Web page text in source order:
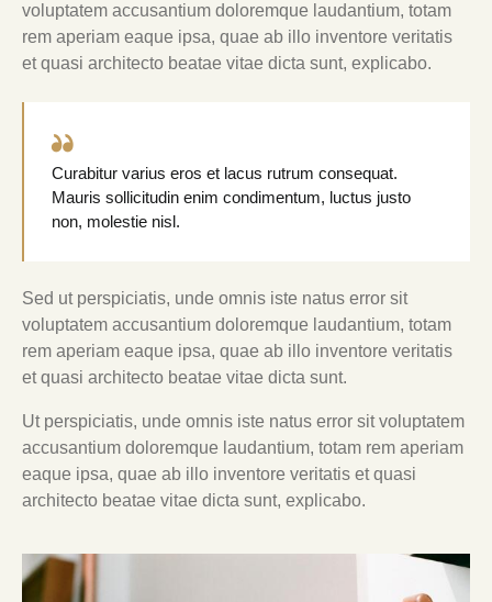
voluptatem accusantium doloremque laudantium, totam
rem aperiam eaque ipsa, quae ab illo inventore veritatis
et quasi architecto beatae vitae dicta sunt, explicabo.
Curabitur varius eros et lacus rutrum consequat.
Mauris sollicitudin enim condimentum, luctus justo
non, molestie nisl.
Sed ut perspiciatis, unde omnis iste natus error sit
voluptatem accusantium doloremque laudantium, totam
rem aperiam eaque ipsa, quae ab illo inventore veritatis
et quasi architecto beatae vitae dicta sunt.
Ut perspiciatis, unde omnis iste natus error sit voluptatem
accusantium doloremque laudantium, totam rem aperiam
eaque ipsa, quae ab illo inventore veritatis et quasi
architecto beatae vitae dicta sunt, explicabo.